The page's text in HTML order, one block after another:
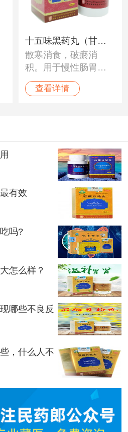
旧内科疾病，浮肿，
水肿等。
十五味黑药丸（甘
露）
散寒消食，破瘀消
积。用于慢性肠胃
炎、胃出血、胃冷
痛、消化不良、食欲
查看详情
有效
吗?
怎么样？
哪些不良反
，什么人不